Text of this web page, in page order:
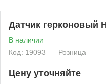
Датчик герконовый
В наличии
Код: 19093
Розница
Цену уточняйте